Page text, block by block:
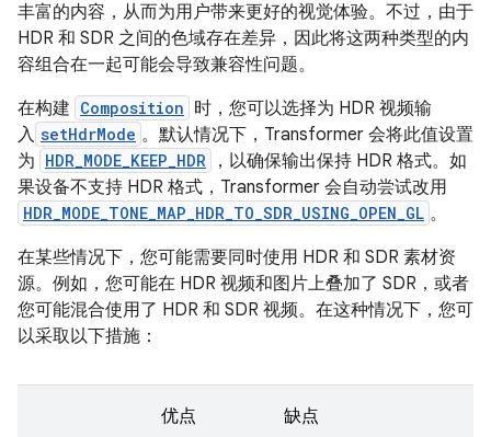
丰富的内容，从而为用户带来更好的视觉体验。不过，由于
HDR 和 SDR 之间的色域存在差异，因此将这两种类型的内
容组合在一起可能会导致兼容性问题。
在构建 Composition 时，您可以选择为 HDR 视频输
入 setHdrMode 。默认情况下，Transformer 会将此值设置
为 HDR_MODE_KEEP_HDR
，以确保输出保持 HDR 格式。如
果设备不支持 HDR 格式，Transformer 会自动尝试改用
HDR_MODE_TONE_MAP_HDR_TO_SDR_USING_OPEN_GL 。
在某些情况下，您可能需要同时使用 HDR 和 SDR 素材资
源。例如，您可能在 HDR 视频和图片上叠加了 SDR，或者
您可能混合使用了 HDR 和 SDR 视频。在这种情况下，您可
以采取以下措施：
优点 缺点